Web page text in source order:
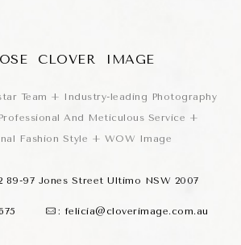
CLOVER IMAGE
Team + Industry-leading Photography
And Meticulous Service +
Fashion Style + WOW Image
89-97 Jones Street Ultimo NSW 2007
: felicia@cloverimage.com.au